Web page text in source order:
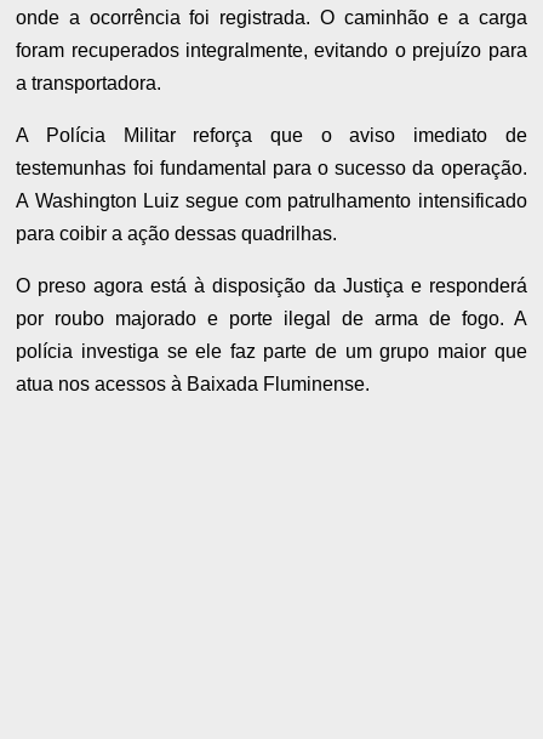
onde a ocorrência foi registrada. O caminhão e a carga
foram recuperados integralmente, evitando o prejuízo para
a transportadora.
A Polícia Militar reforça que o aviso imediato de
testemunhas foi fundamental para o sucesso da operação.
A Washington Luiz segue com patrulhamento intensificado
para coibir a ação dessas quadrilhas.
O preso agora está à disposição da Justiça e responderá
por roubo majorado e porte ilegal de arma de fogo. A
polícia investiga se ele faz parte de um grupo maior que
atua nos acessos à Baixada Fluminense.